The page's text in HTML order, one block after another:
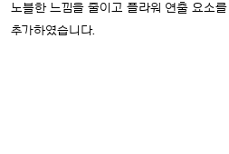
노블한 느낌을 줄이고 플라워 연출 요소
추가하였습니다.